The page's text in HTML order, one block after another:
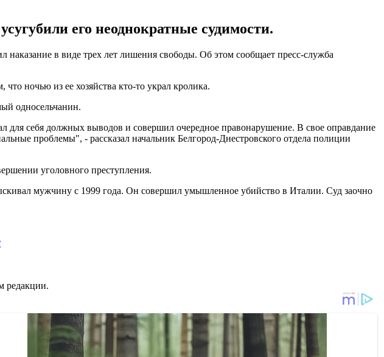
его неоднократные судимости.
в виде трех лет лишения свободы. Об этом сообщает пресс-служба
ночью из ее хозяйства кто-то украл кролика.
односельчанин.
себя должных выводов и совершил очередное правонарушение. В свое оправдание
проблемы", - рассказал начальник Белгород-Днестровского отдела полиции
уголовного преступления.
мужчину с 1999 года. Он совершил умышленное убийство в Италии. Суд заочно
редакции.